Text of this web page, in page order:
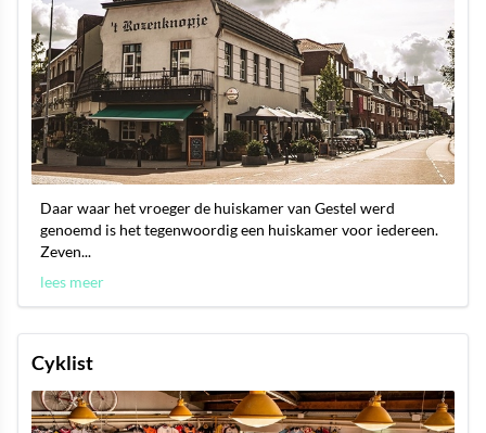
Daar waar het vroeger de huiskamer van Gestel werd
genoemd is het tegenwoordig een huiskamer voor iedereen.
Zeven...
lees meer
Cyklist